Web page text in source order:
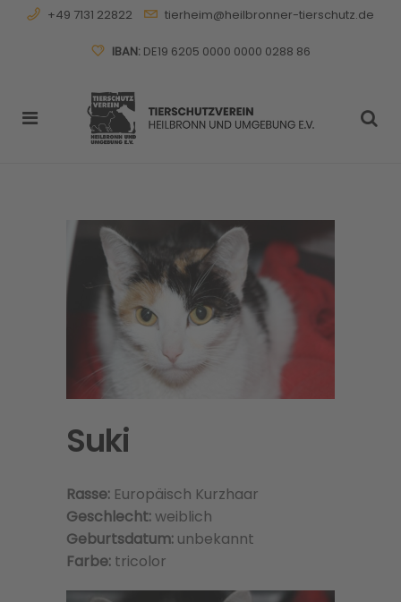
+49 7131 22822 tierheim@heilbronner-tierschutz.de
IBAN:DE19 6205 0000 0000 0288 86
Suki
Rasse: Europäisch Kurzhaar
Geschlecht:weiblich
Geburtsdatum: unbekannt
Farbe: tricolor